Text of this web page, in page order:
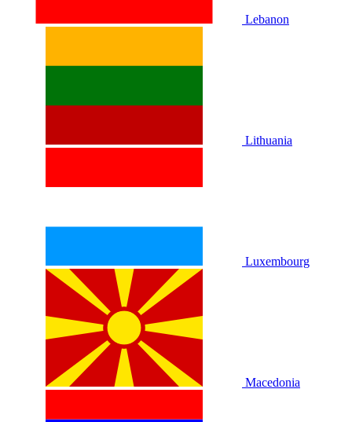
Lebanon
Lithuania
Luxembourg
Macedonia